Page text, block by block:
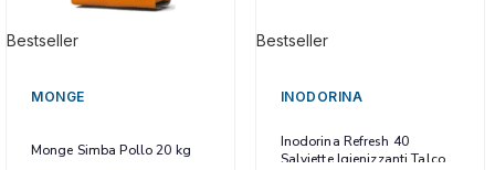
Bestseller
MONGE
Monge Simba Pollo 20 kg
Bestseller
INODORINA
Inodorina Refresh 40
Salviette Igienizzanti Talco